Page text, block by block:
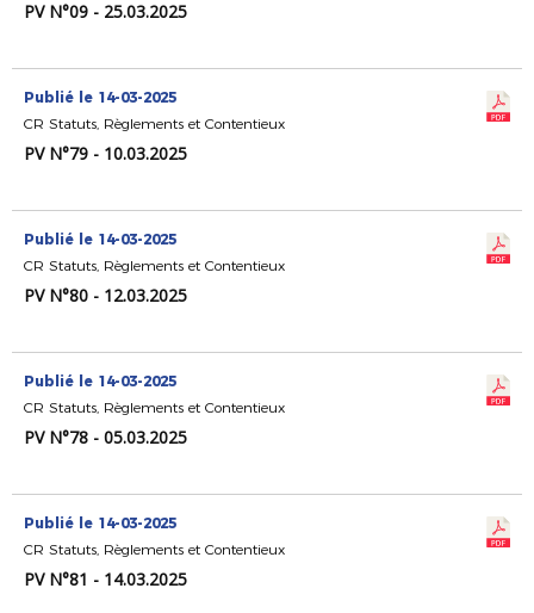
PV N°09 - 25.03.2025
Publié le 14-03-2025
CR Statuts, Règlements et Contentieux
PV N°79 - 10.03.2025
Publié le 14-03-2025
CR Statuts, Règlements et Contentieux
PV N°80 - 12.03.2025
Publié le 14-03-2025
CR Statuts, Règlements et Contentieux
PV N°78 - 05.03.2025
Publié le 14-03-2025
CR Statuts, Règlements et Contentieux
PV N°81 - 14.03.2025